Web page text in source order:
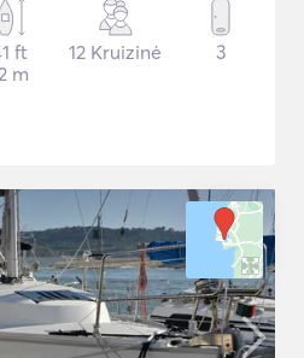
ft
m
12 Kruizinė 3